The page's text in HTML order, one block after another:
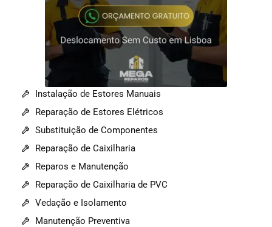
Instalação de Estores Manuais
Reparação de Estores Elétricos
Substituição de Componentes
Reparação de Caixilharia
Reparos e Manutenção
Reparação de Caixilharia de PVC
Vedação e Isolamento
Manutenção Preventiva